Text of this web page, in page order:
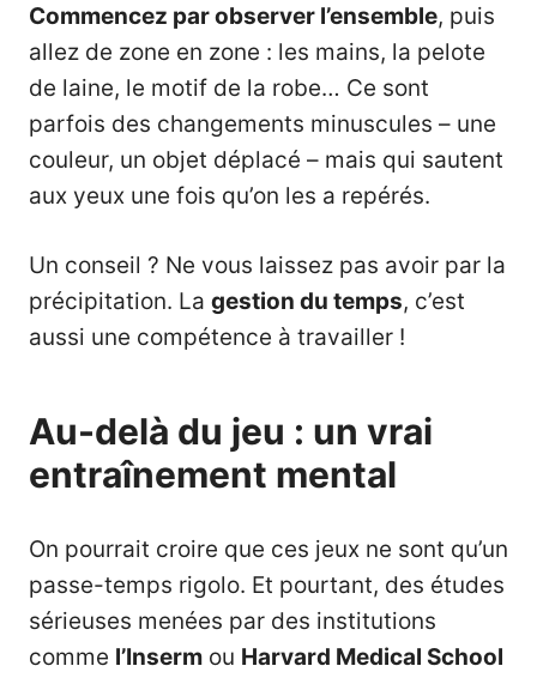
Commencez par observer l’ensemble, puis
allez de zone en zone : les mains, la pelote
de laine, le motif de la robe… Ce sont
parfois des changements minuscules – une
couleur, un objet déplacé – mais qui sautent
aux yeux une fois qu’on les a repérés.
Un conseil ? Ne vous laissez pas avoir par la
précipitation. La gestion du temps, c’est
aussi une compétence à travailler !
Au-delà du jeu : un vrai
entraînement mental
On pourrait croire que ces jeux ne sont qu’un
passe-temps rigolo. Et pourtant, des études
sérieuses menées par des institutions
comme l’Inserm ou Harvard Medical School